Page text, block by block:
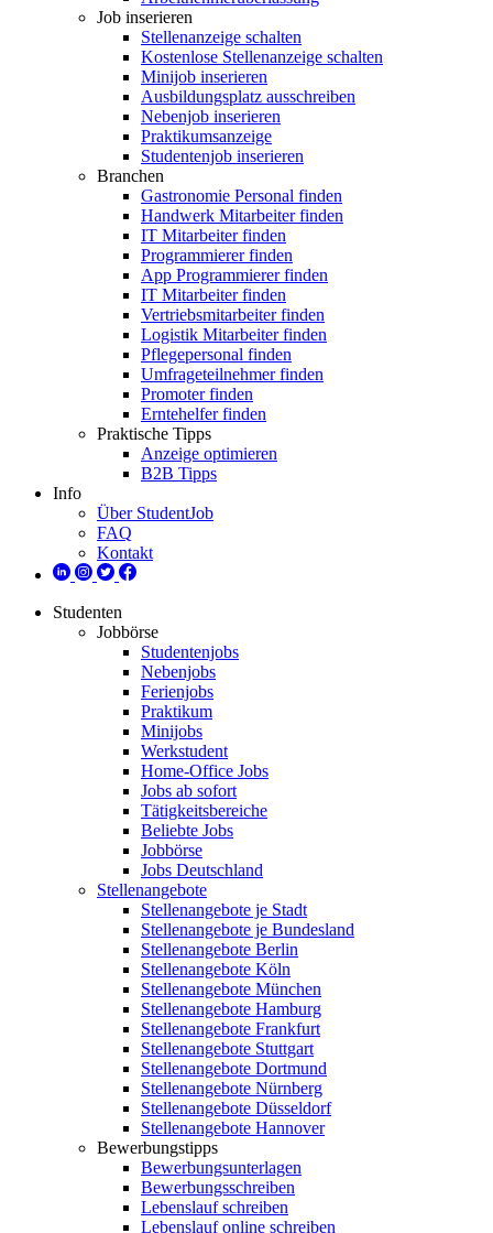
Job inserieren
Stellenanzeige schalten
Kostenlose Stellenanzeige schalten
Minijob inserieren
Ausbildungsplatz ausschreiben
Nebenjob inserieren
Praktikumsanzeige
Studentenjob inserieren
Branchen
Gastronomie Personal finden
Handwerk Mitarbeiter finden
IT Mitarbeiter finden
Programmierer finden
App Programmierer finden
IT Mitarbeiter finden
Vertriebsmitarbeiter finden
Logistik Mitarbeiter finden
Pflegepersonal finden
Umfrageteilnehmer finden
Promoter finden
Erntehelfer finden
Praktische Tipps
Anzeige optimieren
B2B Tipps
Info
Über StudentJob
FAQ
Kontakt
Studenten
Jobbörse
Studentenjobs
Nebenjobs
Ferienjobs
Praktikum
Minijobs
Werkstudent
Home-Office Jobs
Jobs ab sofort
Tätigkeitsbereiche
Beliebte Jobs
Jobbörse
Jobs Deutschland
Stellenangebote
Stellenangebote je Stadt
Stellenangebote je Bundesland
Stellenangebote Berlin
Stellenangebote Köln
Stellenangebote München
Stellenangebote Hamburg
Stellenangebote Frankfurt
Stellenangebote Stuttgart
Stellenangebote Dortmund
Stellenangebote Nürnberg
Stellenangebote Düsseldorf
Stellenangebote Hannover
Bewerbungstipps
Bewerbungsunterlagen
Bewerbungsschreiben
Lebenslauf schreiben
Lebenslauf online schreiben